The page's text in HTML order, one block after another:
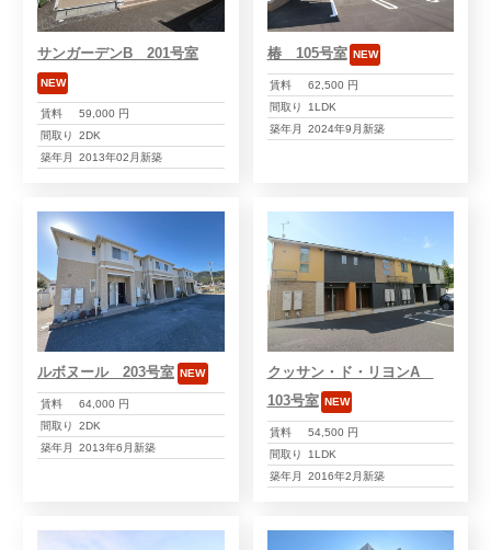
サンガーデンB 201号室
NEW
賃料
59,000 円
間取り
2DK
築年月
2013年02月新築
椿 105号室 NEW
賃料
62,500 円
間取り
1LDK
築年月
2024年9月新築
ルボヌール 203号室 NEW
賃料
64,000 円
間取り
2DK
築年月
2013年6月新築
クッサン・ド・リヨンA
103号室 NEW
賃料
54,500 円
間取り
1LDK
築年月
2016年2月新築